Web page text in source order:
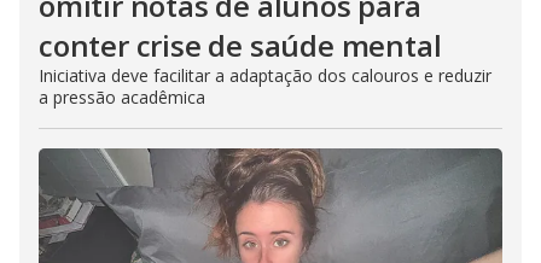
conter crise de saúde mental
Iniciativa deve facilitar a adaptação dos calouros e reduzir
a pressão acadêmica